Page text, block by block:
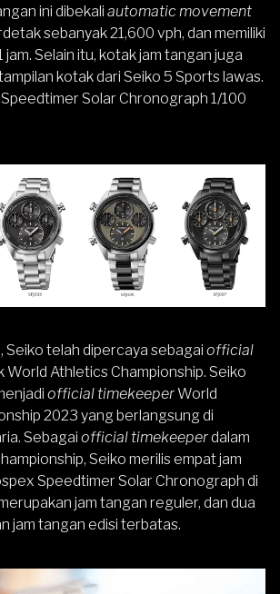
ini dibekali automatic movement
sebanyak 21,600 vph, dan memiliki
jam. Selain itu, kotakjam tangan juga
kotak dari Seiko 5 Sports lawas.
Solar Chronograph 1/100
Seiko telah dipercaya sebagai official
World Athletics Championship. Seiko
official timekeeperWorld
2023 yang berlangsung di
Sebagai official timekeeperdalam
Seiko merilis empat jam
Speedtimer Solar Chronograph di
jam tangan reguler, dan dua
jam tangan edisi terbatas.